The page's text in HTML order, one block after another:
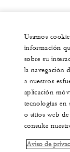
Usamos
información
sobre su
la navegación
a nuestros
aplicación
tecnologías en
o sitios web
consulte
Aviso de